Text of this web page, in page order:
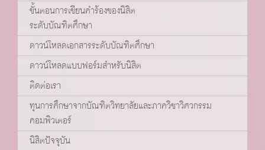
ขั้นตอนการเขียนคำร้องของนิสิต
ระดับบัณฑิตศึกษา
ดาวน์โหลดเอกสารระดับบัณฑิตศึกษา
ดาวน์โหลดแบบฟอร์มสำหรับนิสิต
ติดต่อเรา
ทุนการศึกษาจากบัณฑิตวิทยาลัยและภาควิชาวิศวกรรม
คอมพิวเตอร์
นิสิตปัจจุบัน